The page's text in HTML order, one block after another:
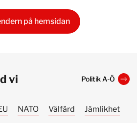
på hemsidan
vi
Politik A-Ö
NATO Välfärd
Jämlikhet